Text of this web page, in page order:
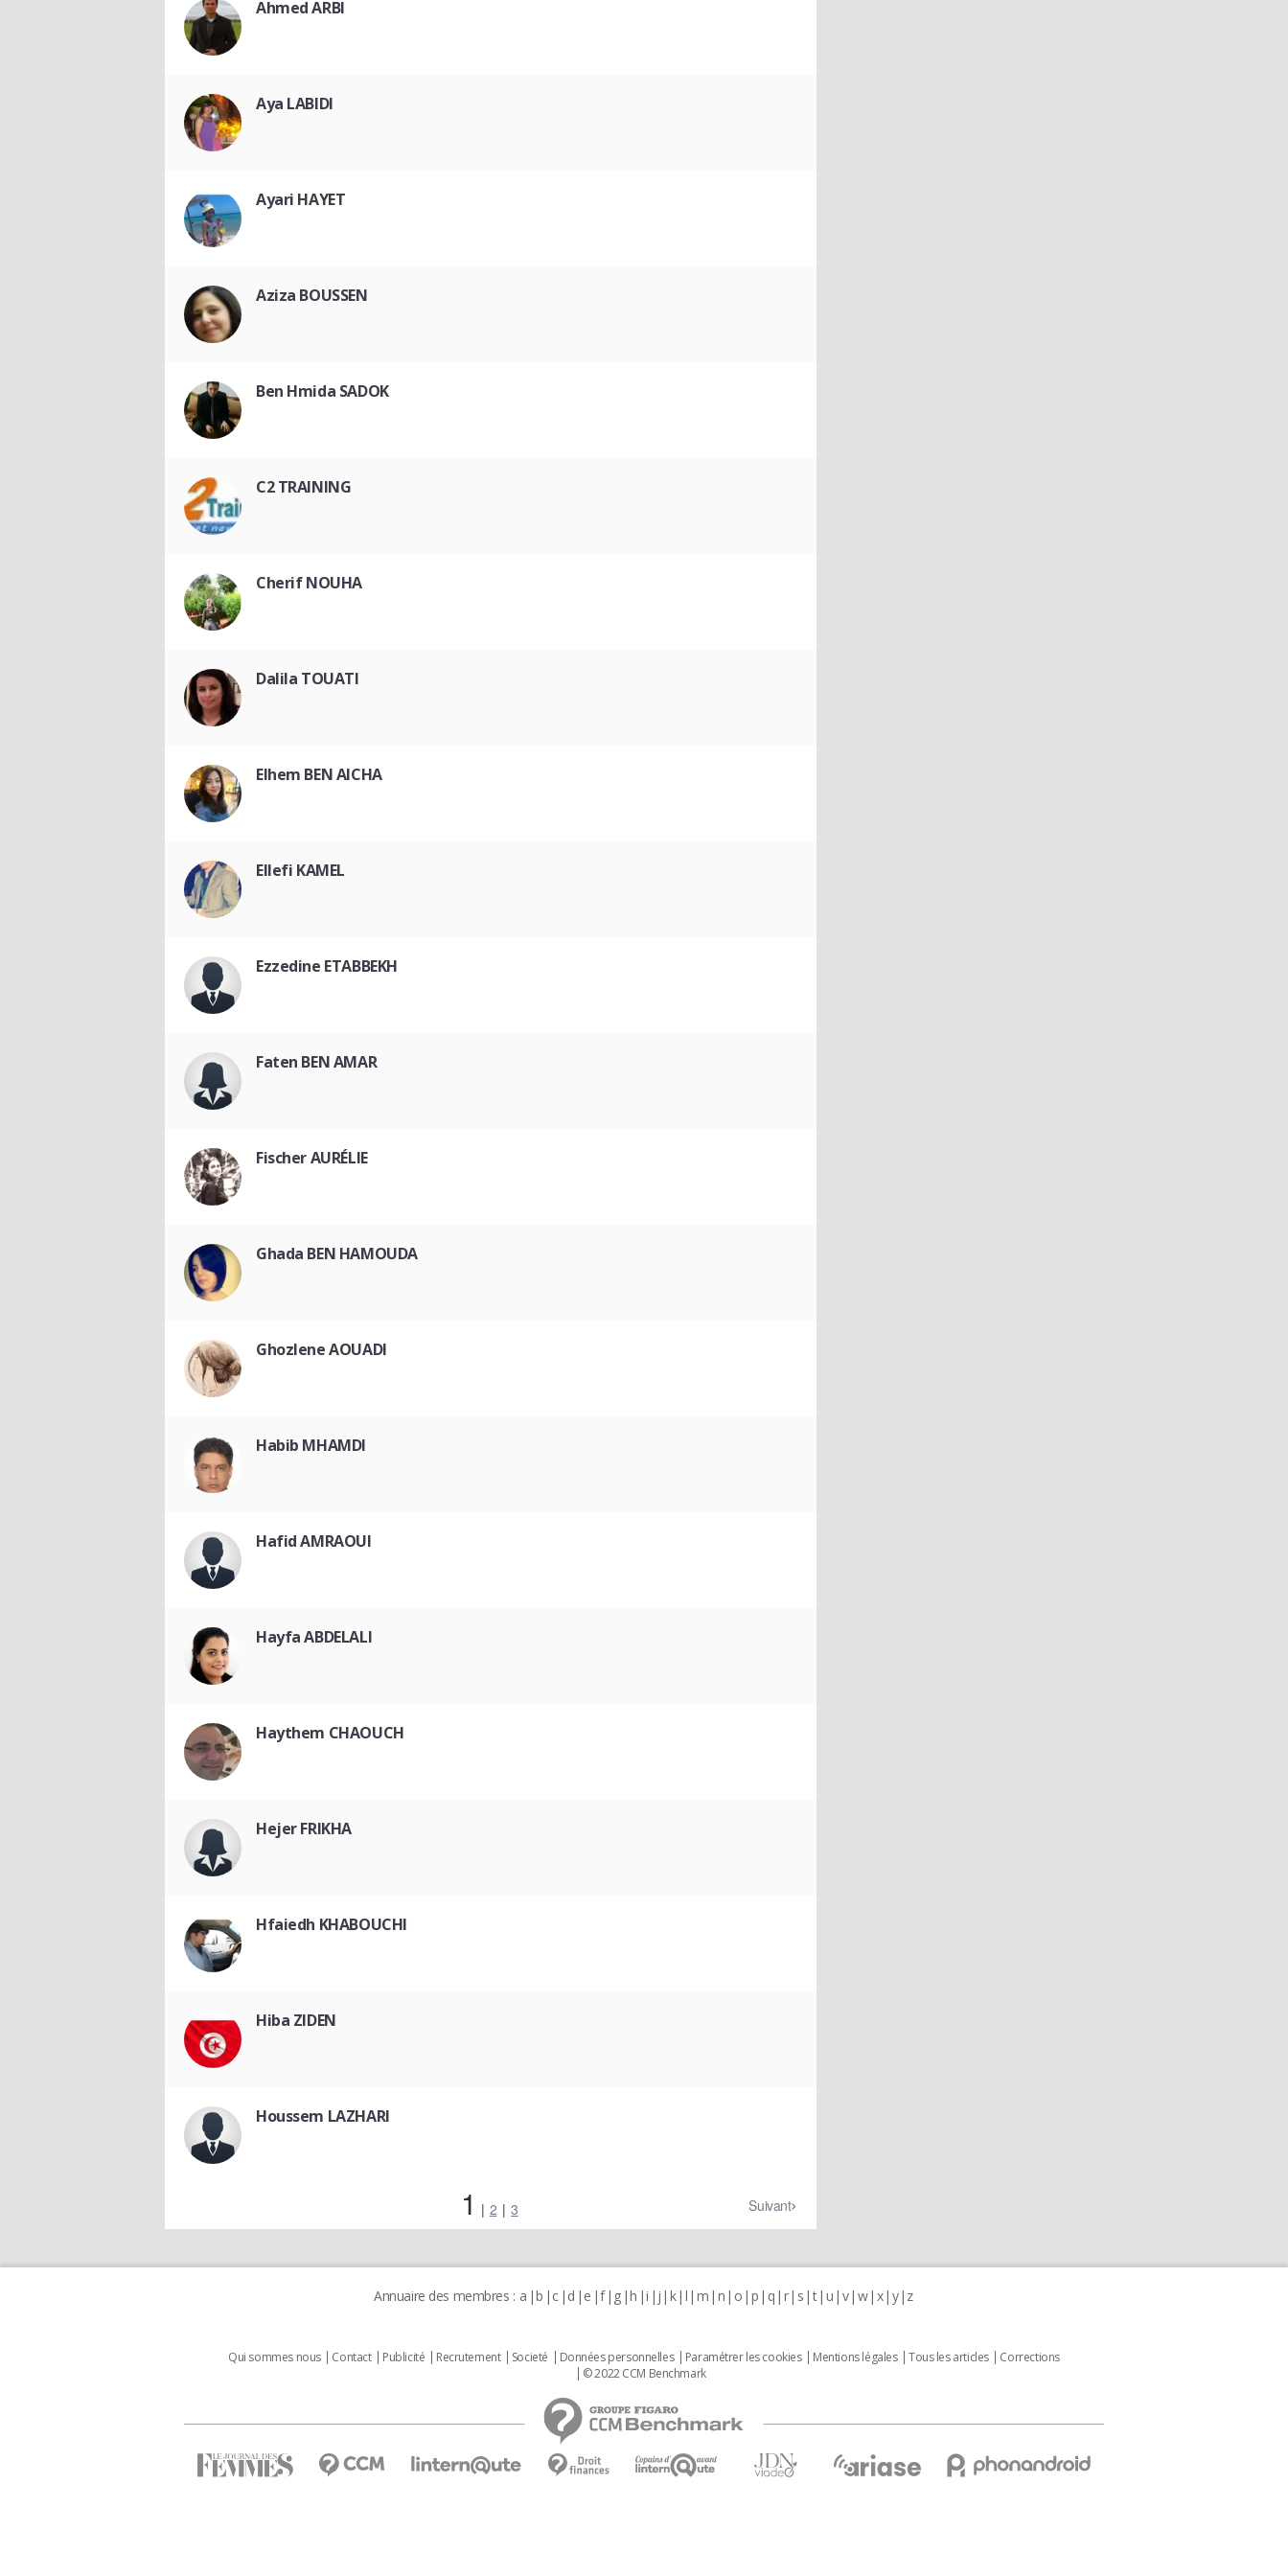
Ahmed ARBI
Aya LABIDI
Ayari HAYET
Aziza BOUSSEN
Ben Hmida SADOK
C2 TRAINING
Cherif NOUHA
Dalila TOUATI
Elhem BEN AICHA
Ellefi KAMEL
Ezzedine ETABBEKH
Faten BEN AMAR
Fischer AURÉLIE
Ghada BEN HAMOUDA
Ghozlene AOUADI
Habib MHAMDI
Hafid AMRAOUI
Hayfa ABDELALI
Haythem CHAOUCH
Hejer FRIKHA
Hfaiedh KHABOUCHI
Hiba ZIDEN
Houssem LAZHARI
1 2 3 Suivant
Annuaire des membres : a b c d e f g h i j k l m n o p q r s t u v w x y z
Qui sommes nous Contact Publicité Recrutement Societé Données personnelles Paramétrer les cookies Mentions légales Tous les articles
Corrections
© 2022 CCM Benchmark